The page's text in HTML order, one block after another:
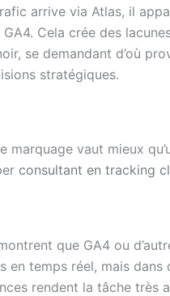
arrive via Atlas, il
GA4. Cela crée des
se demandant d’où
stratégiques.
marquage vaut mieux
consultant en tracking
que GA4 ou
en temps réel, mais dans
rendent la tâche très